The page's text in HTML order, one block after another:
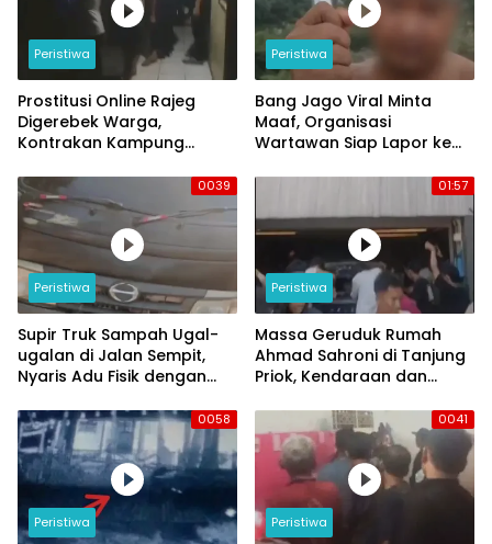
Peristiwa
Prostitusi Online Rajeg
Digerebek Warga,
Kontrakan Kampung
Peristiwa
Bang Jago Viral Minta
Maaf, Organisasi
Wartawan Siap Lapor ke
0039
Peristiwa
Supir Truk Sampah Ugal-
ugalan di Jalan Sempit,
Nyaris Adu Fisik dengan
01:57
Peristiwa
Massa Geruduk Rumah
Ahmad Sahroni di Tanjung
Priok, Kendaraan dan
0058
Peristiwa
0041
Peristiwa